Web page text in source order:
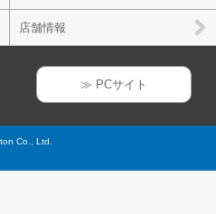
店舗情報
≫ PCサイト
Co., Ltd.